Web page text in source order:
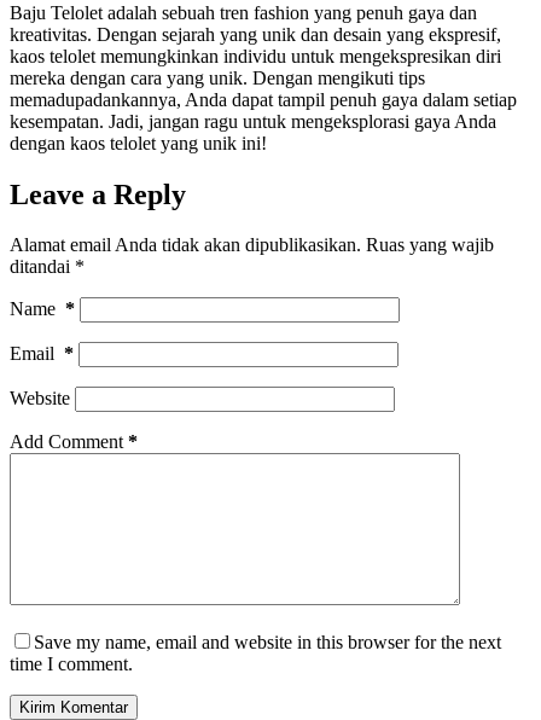
Baju Telolet adalah sebuah tren fashion yang penuh gaya dan
kreativitas. Dengan sejarah yang unik dan desain yang ekspresif,
kaos telolet memungkinkan individu untuk mengekspresikan diri
mereka dengan cara yang unik. Dengan mengikuti tips
memadupadankannya, Anda dapat tampil penuh gaya dalam setiap
kesempatan. Jadi, jangan ragu untuk mengeksplorasi gaya Anda
dengan kaos telolet yang unik ini!
Leave a Reply
Alamat email Anda tidak akan dipublikasikan. Ruas yang wajib
ditandai *
Name *
Email *
Website
Add Comment*
Save my name, email and website in this browser for the next
time I comment.
Kirim Komentar